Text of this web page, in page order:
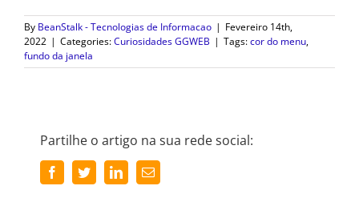
By BeanStalk - Tecnologias de Informacao | Fevereiro 14th,
2022 | Categories:Curiosidades GGWEB | Tags:cor do menu,
fundo da janela
Partilhe o artigo na sua rede social:
FacebookTwitterLinkedInEmail
(necessário